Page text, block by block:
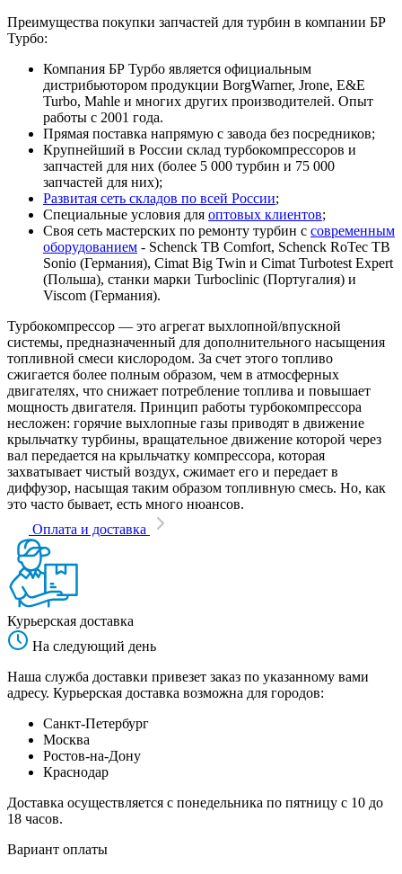
Преимущества покупки запчастей для турбин в компании БР
Турбо:
Компания БР Турбо является официальным
дистрибьютором продукции BorgWarner, Jrone, E&E
Turbo, Mahle и многих других производителей. Опыт
работы с 2001 года.
Прямая поставка напрямую с завода без посредников;
Крупнейший в России склад турбокомпрессоров и
запчастей для них (более 5 000 турбин и 75 000
запчастей для них);
Развитая сеть складов по всей России;
Специальные условия для оптовых клиентов;
Своя сеть мастерских по ремонту турбин с современным
оборудованием - Schenck TB Comfort, Schenck RoTec TB
Sonio (Германия), Cimat Big Twin и Cimat Turbotest Expert
(Польша), станки марки Turboclinic (Португалия) и
Viscom (Германия).
Турбокомпрессор — это агрегат выхлопной/впускной
системы, предназначенный для дополнительного насыщения
топливной смеси кислородом. За счет этого топливо
сжигается более полным образом, чем в атмосферных
двигателях, что снижает потребление топлива и повышает
мощность двигателя. Принцип работы турбокомпрессора
несложен: горячие выхлопные газы приводят в движение
крыльчатку турбины, вращательное движение которой через
вал передается на крыльчатку компрессора, которая
захватывает чистый воздух, сжимает его и передает в
диффузор, насыщая таким образом топливную смесь. Но, как
это часто бывает, есть много нюансов.
Оплата и доставка
Курьерская доставка
На следующий день
Наша служба доставки привезет заказ по указанному вами
адресу. Курьерская доставка возможна для городов:
Санкт-Петербург
Москва
Ростов-на-Дону
Краснодар
Доставка осуществляется с понедельника по пятницу с 10 до
18 часов.
Вариант оплаты